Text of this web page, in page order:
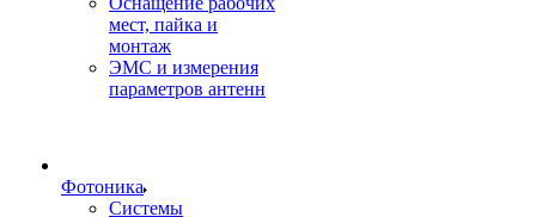
мест, пайка и
монтаж
ЭМС и измерения
параметров антенн
Фотоника
Cистемы